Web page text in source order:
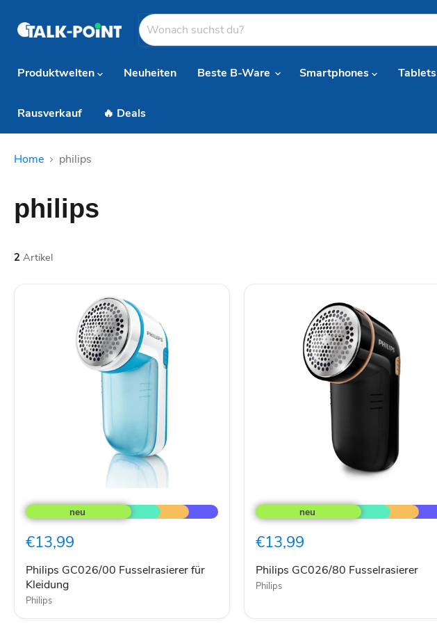
Produktwelten
Neuheiten Beste B-Ware Smartphones Tablets
Rausverkauf 🔥 Deals
Home philips
philips
2 Artikel
GC026/00
Fusselrasierer
Kleidung
€13,99
Philips GC026/00 Fusselrasierer für
Kleidung
Philips
GC026/80
Fusselrasierer
€13,99
Philips GC026/80 Fusselrasierer
Philips